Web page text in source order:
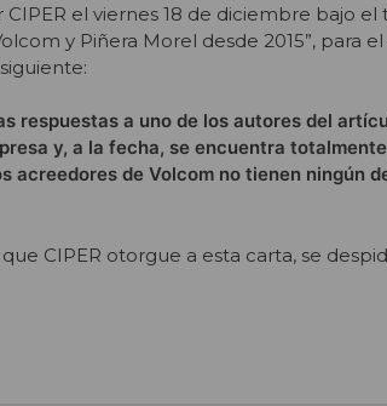
el viernes 18 de diciembre bajo
y Piñera Morel desde 2015”, para
respuestas a uno de los autores del
y, a la fecha, se encuentra
acreedores de Volcom no tienen ningún
CIPER otorgue a esta carta, se